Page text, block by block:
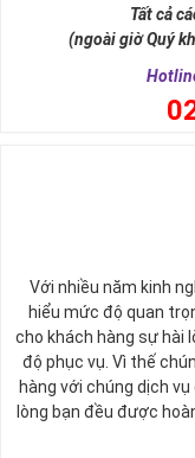
Tất cả
(ngoài giờ Quý
0
Với nhiều năm kinh
hiểu mức độ quan
cho khách hàng sự hài
độ phục vụ. Vì thế
hàng với chúng dịch
lòng bạn đều được